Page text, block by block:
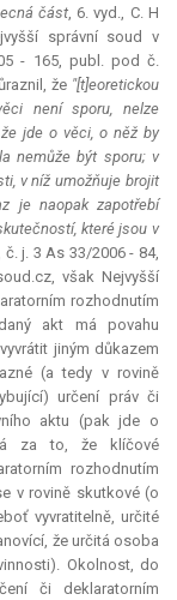
část, 6. vyd., C. H
správní soud v
- 165, publ. pod č.
že "[t]eoretickou
není sporu, nelze
jde o věci, o něž by
nemůže být sporu; v
v níž umožňuje brojit
je naopak zapotřebí
které jsou v
j. 3 As 33/2006 - 84,
však Nejvyšší
rozhodnutím
akt má povahu
jiným důkazem
(a tedy v rovině
určení práv či
aktu (pak jde o
za to, že klíčové
rozhodnutím
v rovině skutkové (o
vyvratitelně, určité
že určitá osoba
Okolnost, do
či deklaratorním